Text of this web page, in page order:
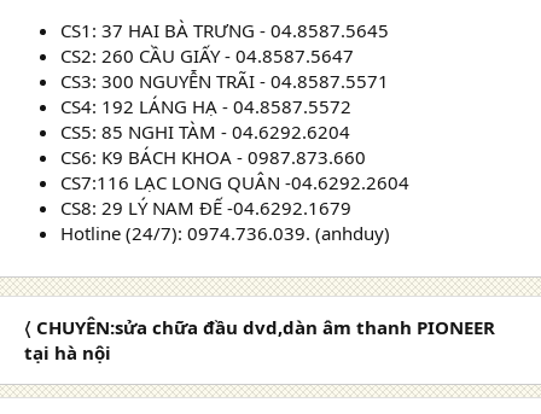
CS1: 37 HAI BÀ TRƯNG - 04.8587.5645
CS2: 260 CẦU GIẤY - 04.8587.5647
CS3: 300 NGUYỄN TRÃI - 04.8587.5571
CS4: 192 LÁNG HẠ - 04.8587.5572
CS5: 85 NGHI TÀM - 04.6292.6204
CS6: K9 BÁCH KHOA - 0987.873.660
CS7:116 LẠC LONG QUÂN -04.6292.2604
CS8: 29 LÝ NAM ĐẾ -04.6292.1679
Hotline (24/7): 0974.736.039. (anhduy)
〈 CHUYÊN:sửa chữa đầu dvd,dàn âm thanh PIONEER
tại hà nội